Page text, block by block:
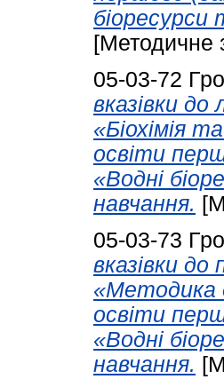
біоресурси
[Методичне
05-03-72
вказівки
«Біохімія
освіти
«Водні
навчання.
05-03-73
вказівки до
«Методика
освіти
«Водні
навчання.